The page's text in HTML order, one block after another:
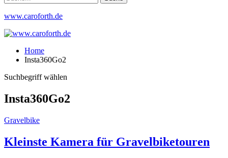
www.caroforth.de
Home
Insta360Go2
Suchbegriff wählen
Insta360Go2
Gravelbike
Kleinste Kamera für Gravelbiketouren